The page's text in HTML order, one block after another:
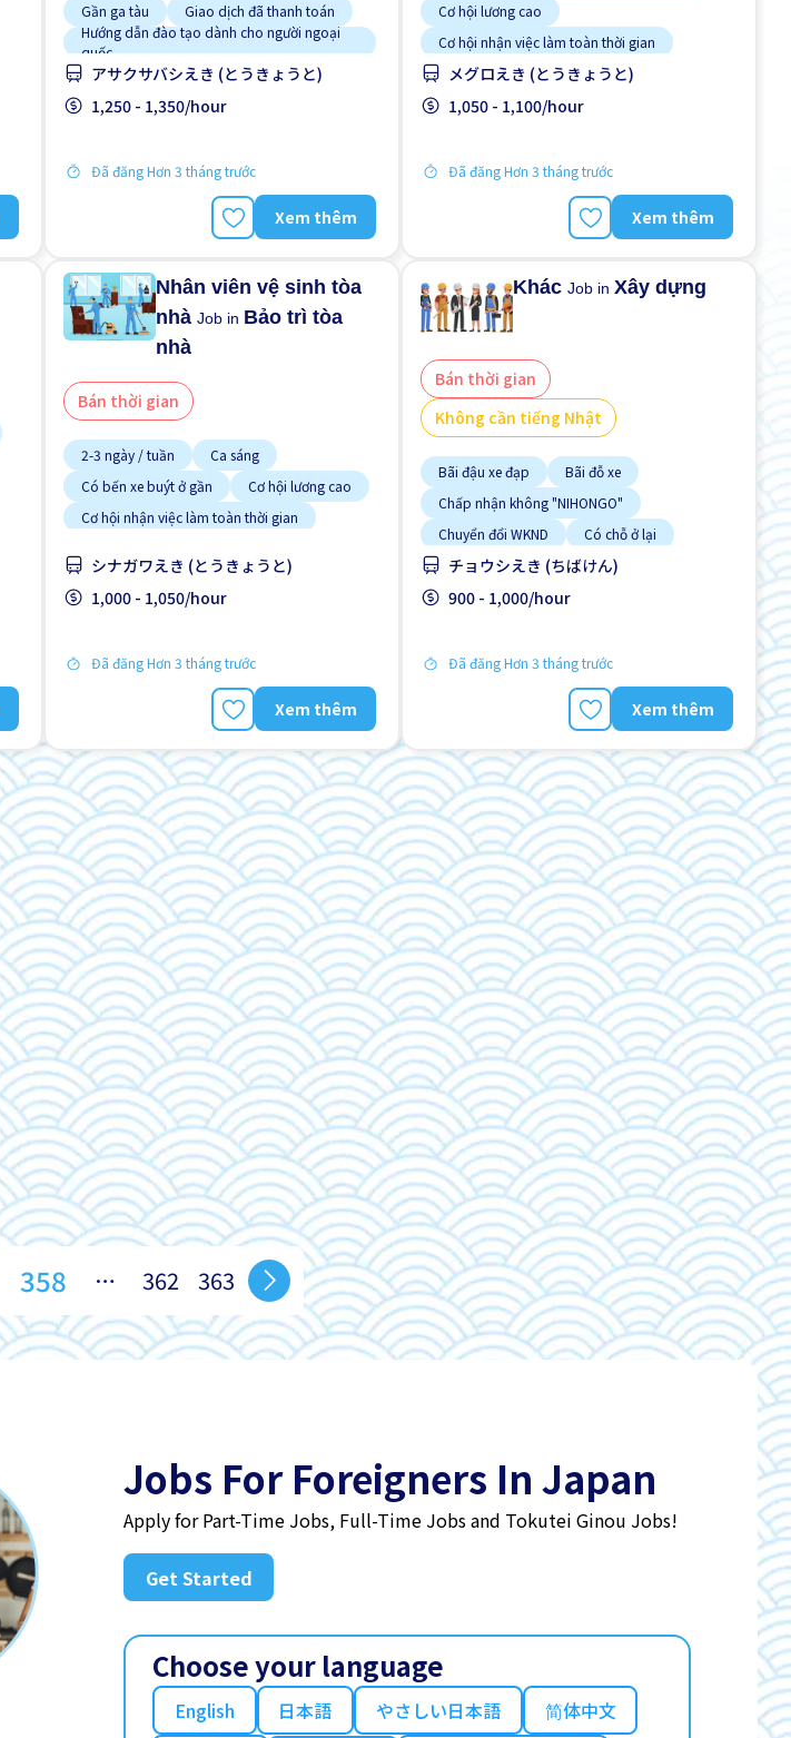
Gần ga tàu
Giao dịch đã thanh toán
Hướng dẫn đào tạo dành cho người ngoại
quốc
Ít hơn theo thời gian
Không cần kinh nghiệm
Ưu tiên nam giới
アサクサバシえき (とうきょうと)
1,250 - 1,350/hour
Đã đăng Hơn 3 tháng trước
Xem thêm
Cơ hội lương cao
Cơ hội nhận việc làm toàn thời gian
Gần ga tàu
Giao dịch đã thanh toán
quốc
Lao động người nước ngoài
メグロえき (とうきょうと)
1,050 - 1,100/hour
Đã đăng Hơn 3 tháng trước
Xem thêm
Nhân viên vệ sinh tòa
nhàJob in Bảo trì tòa
nhà
Bán thời gian
2-3 ngày / tuần
Ca sáng
Có bến xe buýt ở gần
Cơ hội lương cao
Cơ hội nhận việc làm toàn thời gian
Giao dịch đã thanh toán
Hướng dẫn đào tạo dành cho người ngoại
シナガワえき (とうきょうと)
1,000 - 1,050/hour
Đã đăng Hơn 3 tháng trước
Xem thêm
KhácJob in Xây dựng
Bán thời gian
Không cần tiếng Nhật
Bãi đậu xe đạp
Bãi đỗ xe
Chấp nhận không "NIHONGO"
Chuyển đổi WKND
Có chỗ ở lại
Cơ hội nhận việc làm toàn thời gian
Cơ hội thăng tiến
Lao động người nước ngoài
チョウシえき (ちばけん)
900 - 1,000/hour
Đã đăng Hơn 3 tháng trước
Xem thêm
358 … 362 363
Jobs For Foreigners In Japan
Apply for Part-Time Jobs, Full-Time Jobs and Tokutei Ginou Jobs!
Get Started
Choose your language
English 日本語 やさしい日本語
简体中文